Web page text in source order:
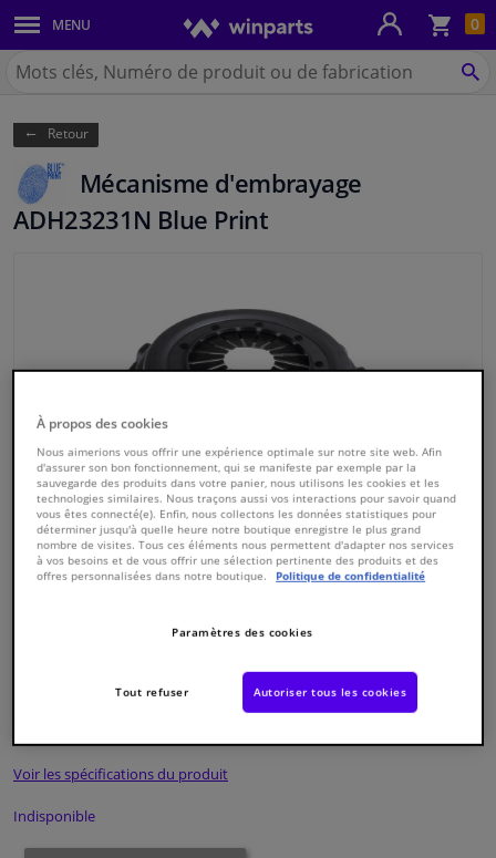
0
MENU
Carrosserie & tôles
Feux & ampoules
Freinage
Système d'échappement
Refroidissement & chauffage
Pièces moteur & accessoires
Filtres & liquides
Bagages & transport
Fenêtres & accessoires
Atelier & outils
Chercher
Winparts.be
Retour
Mécanisme d'embrayage
ADH23231N Blue Print
5050063610543
Voir les spécifications du produit
Indisponible
À propos des cookies
Nous aimerions vous offrir une expérience optimale sur notre site web. Afin
d'assurer son bon fonctionnement, qui se manifeste par exemple par la
sauvegarde des produits dans votre panier, nous utilisons les cookies et les
technologies similaires. Nous traçons aussi vos interactions pour savoir quand
vous êtes connecté(e). Enfin, nous collectons les données statistiques pour
déterminer jusqu'à quelle heure notre boutique enregistre le plus grand
nombre de visites. Tous ces éléments nous permettent d'adapter nos services
à vos besoins et de vous offrir une sélection pertinente des produits et des
offres personnalisées dans notre boutique.
Politique de confidentialité
Paramètres des cookies
Tout refuser Autoriser tous les cookies